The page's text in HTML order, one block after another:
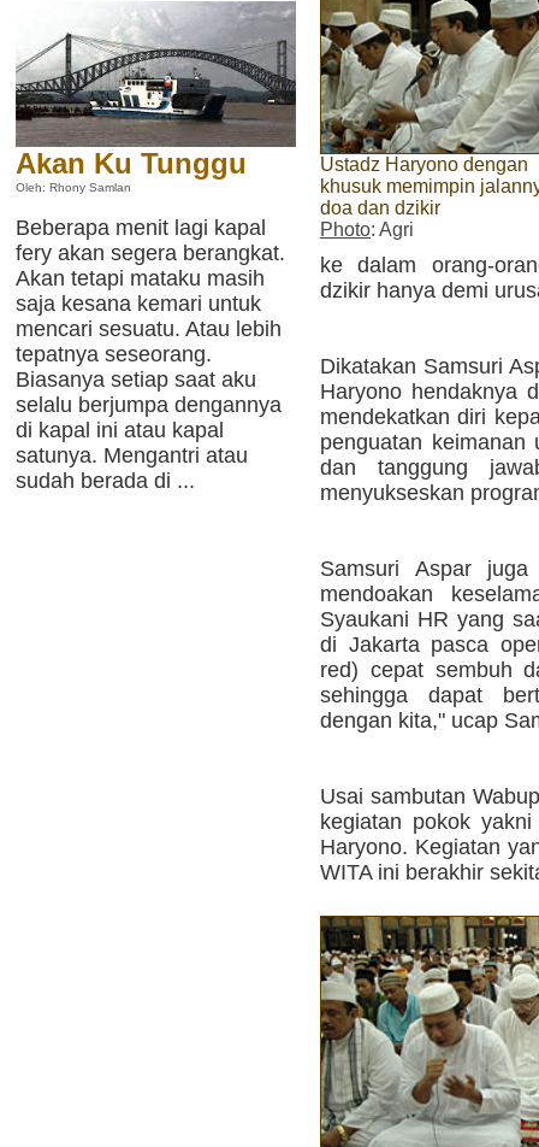
Akan Ku Tunggu
Oleh: Rhony Samlan
Beberapa menit lagi kapal
fery akan segera berangkat.
Akan tetapi mataku masih
saja kesana kemari untuk
mencari sesuatu. Atau lebih
tepatnya seseorang.
Biasanya setiap saat aku
selalu berjumpa dengannya
di kapal ini atau kapal
satunya. Mengantri atau
sudah berada di ...
Ustadz Haryono dengan
khusuk memimpin
doa dan dzikir
Photo: Agri
ke dalam orang-
dzikir hanya demi
Dikatakan Samsuri
Haryono hendaknya
mendekatkan diri
penguatan keimanan
dan tanggung
menyukseskan
Samsuri Aspar
mendoakan
Syaukani HR yang
di Jakarta pasca
red) cepat sembuh
sehingga dapat
dengan kita," ucap
Usai sambutan
kegiatan pokok
Haryono. Kegiatan
WITA ini berakhir